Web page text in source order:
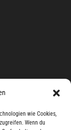
wie Cookies,
Wenn du